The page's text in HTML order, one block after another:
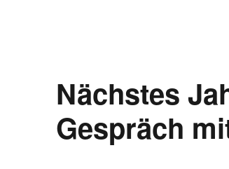
Nächstes
Gespräch